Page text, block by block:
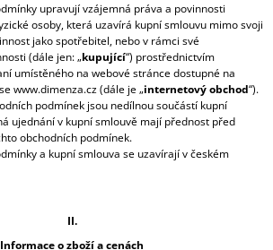
upravují vzájemná práva a povinnosti
osoby, která uzavírá kupní smlouvu mimo svoji
jako spotřebitel, nebo v rámci své
(dále jen: „kupující“) prostřednictvím
umístěného na webové stránce dostupné na
www.dimenza.cz (dále je „internetový obchod“).
podmínek jsou nedílnou součástí kupní
ujednání v kupní smlouvě mají přednost před
obchodních podmínek.
a kupní smlouva se uzavírají v českém
II.
Informace o zboží a cenách